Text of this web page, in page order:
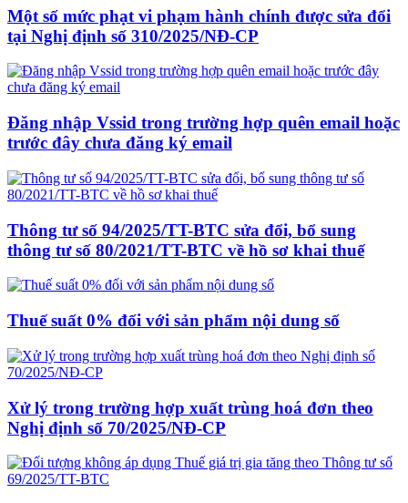
Một số mức phạt vi phạm hành chính được sửa đổi
tại Nghị định số 310/2025/NĐ-CP
Đăng nhập Vssid trong trường hợp quên email hoặc
trước đây chưa đăng ký email
Thông tư số 94/2025/TT-BTC sửa đổi, bổ sung
thông tư số 80/2021/TT-BTC về hồ sơ khai thuế
Thuế suất 0% đối với sản phẩm nội dung số
Xử lý trong trường hợp xuất trùng hoá đơn theo
Nghị định số 70/2025/NĐ-CP